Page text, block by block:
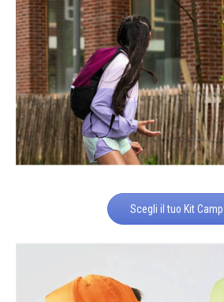
Scegli il tuo Kit Camp